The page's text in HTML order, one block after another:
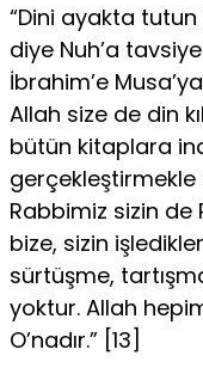
“Dini ayakta tutun
diye Nuh’a
İbrahim’e
Allah size de din
bütün kitaplara
Rabbimiz sizin de
bize, sizin
sürtüşme,
yoktur. Allah
O’nadır.” [13]